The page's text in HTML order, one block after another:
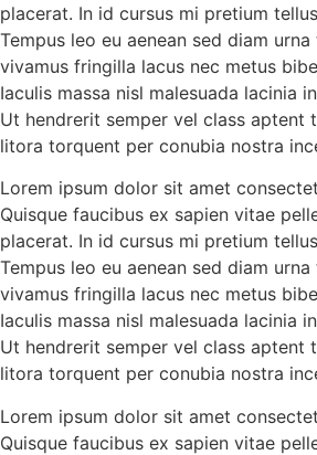
placerat. In id cursus mi pretium
Tempus leo eu aenean sed diam
vivamus fringilla lacus nec metus
Iaculis massa nisl malesuada lacinia
Ut hendrerit semper vel class aptent
litora torquent per conubia nostra
Lorem ipsum dolor sit amet
Quisque faucibus ex sapien vitae
placerat. In id cursus mi pretium
Tempus leo eu aenean sed diam
vivamus fringilla lacus nec metus
Iaculis massa nisl malesuada lacinia
Ut hendrerit semper vel class aptent
litora torquent per conubia nostra
Lorem ipsum dolor sit amet
Quisque faucibus ex sapien vitae